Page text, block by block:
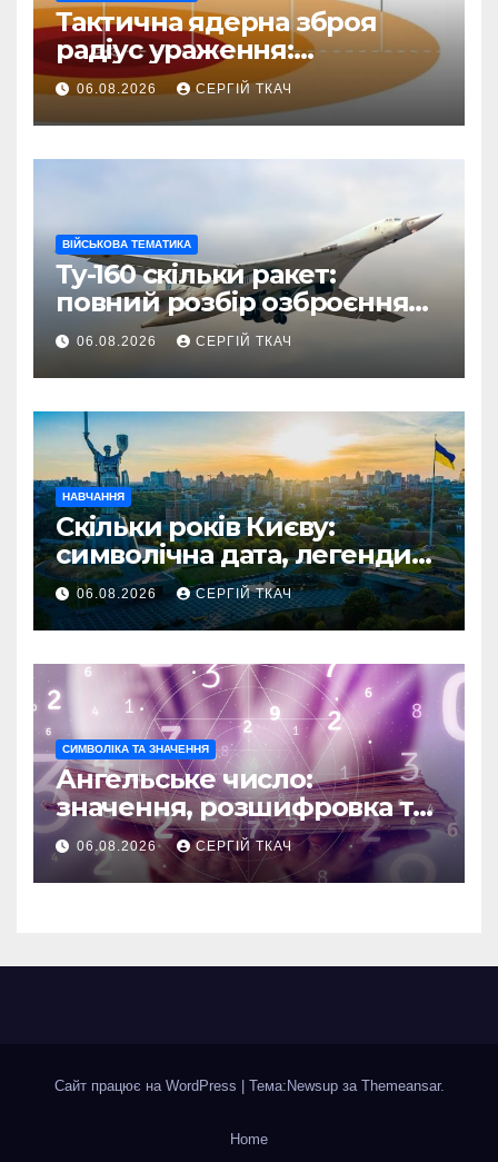
Тактична ядерна зброя
радіус ураження:
детальний розбір зон
знищення
06.08.2026 СЕРГІЙ ТКАЧ
ВІЙСЬКОВА ТЕМАТИКА
Ту-160 скільки ракет:
повний розбір озброєння
стратегічного
бомбардувальника
06.08.2026 СЕРГІЙ ТКАЧ
НАВЧАННЯ
Скільки років Києву:
символічна дата, легенди
та те, що кажуть історики
06.08.2026 СЕРГІЙ ТКАЧ
СИМВОЛІКА ТА ЗНАЧЕННЯ
Ангельське число:
значення, розшифровка та
послання
06.08.2026 СЕРГІЙ ТКАЧ
Сайт працює на WordPress Тема:Newsup за Themeansar.
Home